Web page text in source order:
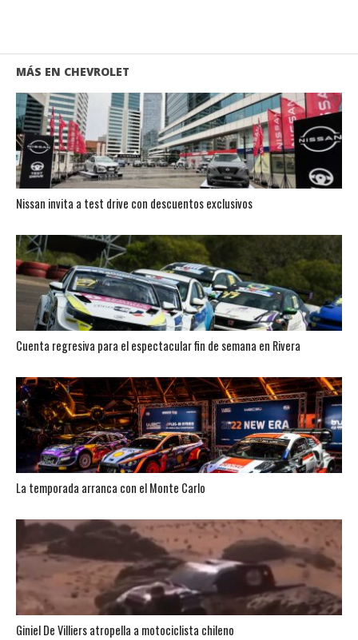
MÁS EN CHEVROLET
Nissan invita a test drive con descuentos exclusivos
Cuenta regresiva para el espectacular fin de semana en Rivera
La temporada arranca con el Monte Carlo
Giniel De Villiers atropella a motociclista chileno